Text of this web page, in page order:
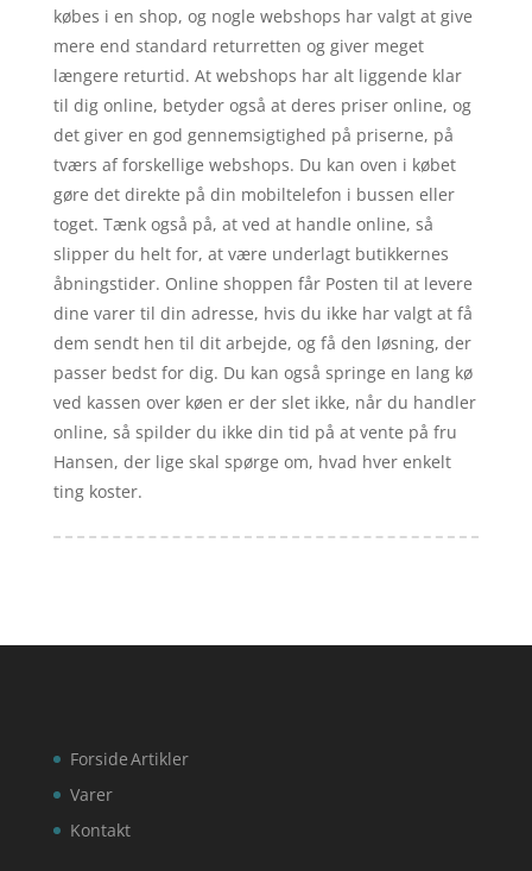
købes i en shop, og nogle webshops har valgt at give
mere end standard returretten og giver meget
længere returtid. At webshops har alt liggende klar
til dig online, betyder også at deres priser online, og
det giver en god gennemsigtighed på priserne, på
tværs af forskellige webshops. Du kan oven i købet
gøre det direkte på din mobiltelefon i bussen eller
toget. Tænk også på, at ved at handle online, så
slipper du helt for, at være underlagt butikkernes
åbningstider. Online shoppen får Posten til at levere
dine varer til din adresse, hvis du ikke har valgt at få
dem sendt hen til dit arbejde, og få den løsning, der
passer bedst for dig. Du kan også springe en lang kø
ved kassen over køen er der slet ikke, når du handler
online, så spilder du ikke din tid på at vente på fru
Hansen, der lige skal spørge om, hvad hver enkelt
ting koster.
Forside
Varer
Kontakt
Artikler